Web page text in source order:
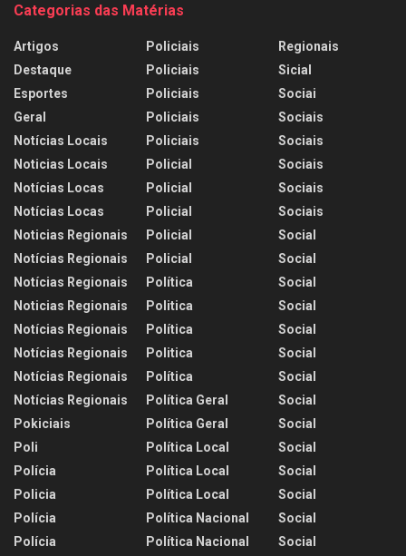
Categorias das Matérias
Artigos
Destaque
Esportes
Geral
Notícias Locais
Noticias Locais
Notícias Locas
Notícias Locas
Noticias Regionais
Notícias Regionais
Notícias Regionais
Noticias Regionais
Notícias Regionais
Notícias Regionais
Notícias Regionais
Notícias Regionais
Pokiciais
Poli
Polícia
Policia
Polícia
Polícia
Policiais
Policiais
Policiais
Policiais
Policiais
Policial
Policial
Policial
Policial
Policial
Política
Politica
Política
Politica
Política
Política Geral
Política Geral
Política Local
Política Local
Política Local
Política Nacional
Política Nacional
Regionais
Sicial
Sociai
Sociais
Sociais
Sociais
Sociais
Sociais
Social
Social
Social
Social
Social
Social
Social
Social
Social
Social
Social
Social
Social
Social